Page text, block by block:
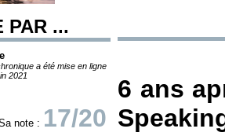
PAR ...
a été mise en ligne
2021
note : 17/20
6 ans